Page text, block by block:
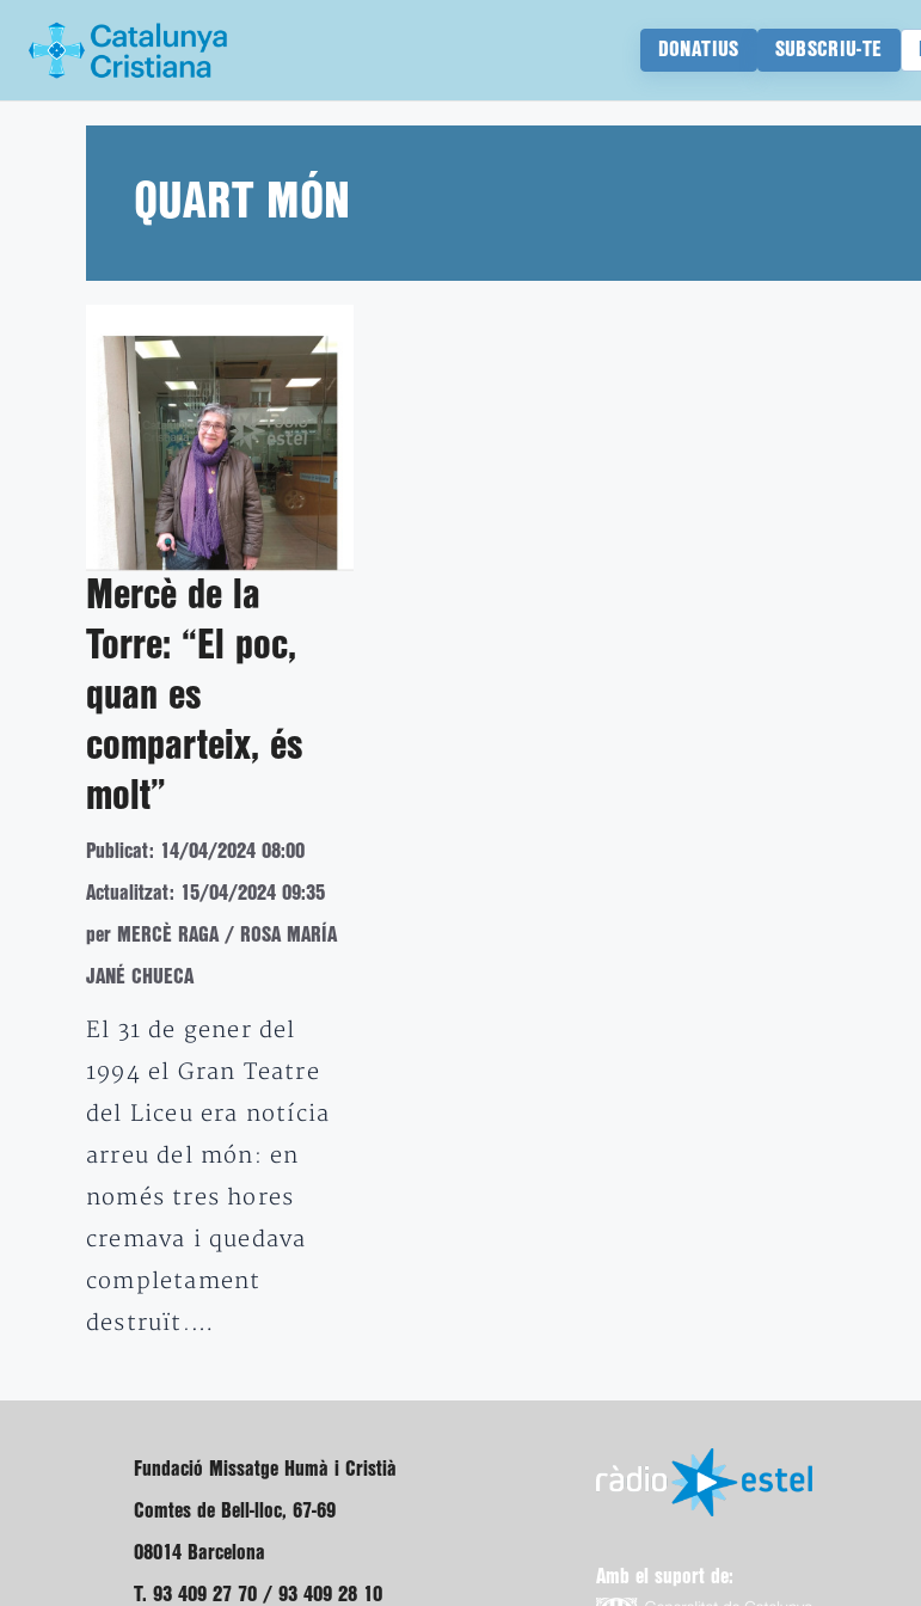
DONATIUS SUBSCRIU-TE
QUART MÓN
Mercè de la
Torre: “El poc,
quan es
comparteix, és
molt”
Publicat: 14/04/2024 08:00
Actualitzat: 15/04/2024 09:35
per MERCÈ RAGA / ROSA MARÍA
JANÉ CHUECA
El 31 de gener del
1994 el Gran Teatre
del Liceu era notícia
arreu del món: en
només tres hores
cremava i quedava
completament
destruït.…
Fundació Missatge Humà i Cristià
Comtes de Bell-lloc, 67-69
08014 Barcelona
T. 93 409 27 70 / 93 409 28 10
Amb el suport de: